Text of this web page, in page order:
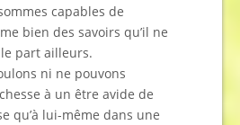
capables de
bien des savoirs qu’il ne
part ailleurs.
ni ne pouvons
à un être avide de
qu’à lui-même dans une